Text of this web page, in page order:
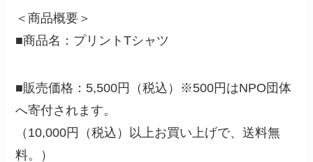
＜商品概要＞
■商品名：プリントTシャツ
■販売価格：5,500円（税込）※500円はNPO団体
へ寄付されます。
（10,000円（税込）以上お買い上げで、送料無
料。）